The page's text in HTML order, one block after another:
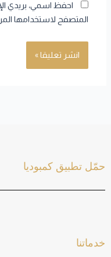
احفظ اسمي، بريدي
المتصفح لاستخدامها
خدماتنا
حمّل تطبيق كمبوديا